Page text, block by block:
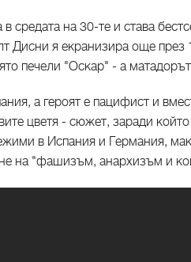
в средата на 30-те и става
Дисни я екранизира още през
печели "Оскар" - а
а героят е пацифист и
цветя - сюжет, заради който
в Испания и Германия,
на "фашизъм, анархизъм и